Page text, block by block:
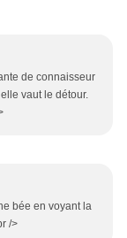
de connaisseur
vaut le détour.
bée en voyant la
/>